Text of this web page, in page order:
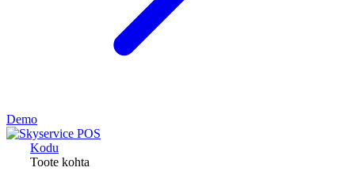
Demo
Kodu
Toote kohta